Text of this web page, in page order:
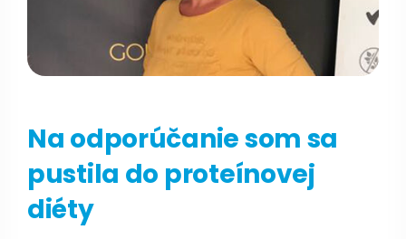
Na odporúčanie som sa
pustila do proteínovej
diéty